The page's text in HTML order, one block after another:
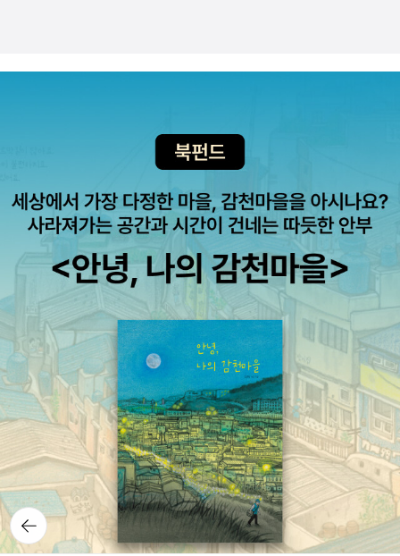
속됐다. 그러면서 개헌 청원 100만 인 서명 운동을 주도한 장준
학련 사건, 인혁당 재건위 사건이 일어나게 된다. “있을 수 없는
판결”-민청학련·인혁당 재건위 사건 민청학련(전국민주청년학생
총연맹) 사건과 인혁당(인민혁명당) 재건위 사건(2차 인혁당 사
건)은 유신 체제를 다룰 때 빠지지 않는 사안이다. 그만큼 유신 체
제에서 일어난 사건들을 대표할 만한 사건으로 꼽힌다. 그리고 그
두 사건은 긴밀히 연결돼 있다. 박정희는 1974년 4월 3일 밤 “반
체제 운동을 조사한 결과, 전국민주청년학생총연맹이라는 불법
단체가 불순 세력의 조종을 받고 있다는 확증을 포착하였다”고
발표하면서 긴급 조치 제4호를 발동했다. 그러면서 민청학련 관
련자 1,204명을 연행, 조사했고 그중 253명을 비상군법회의에
송치해서 180명을 기소했다. 이어 박정희 정권은 박정희 정권은
인혁당 재건위 사건을 터트린다. 서도원, 도예종 등이 1969년경
부터 지하에 흩어져 있는 (제1차) 인혁당 등의 잔재 세력을 규합
해 인민혁명당을 재건했다는 것이었다. 그리고 여정남으로 하여
금 반정부 학생과 접촉하게 했고, 공산주의 사상을 가진 학생들이
정부를 전복하고 공산 정권을 수립하려는 것을 알고서 그들을 격
내 집을 짓고 살았으면 좋겠다. 내가 가진 돈으로는 꿈도 못 꿀 형
뒤로가
기